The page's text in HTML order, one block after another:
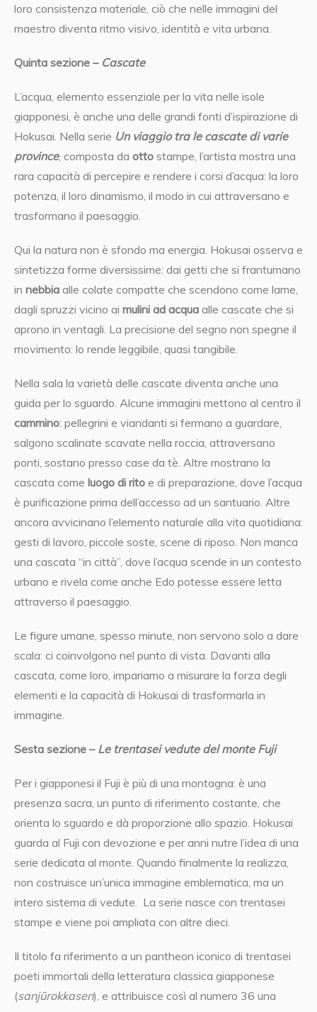
loro consistenza materiale, ciò che nelle immagini del
maestro diventa ritmo visivo, identità e vita urbana.
Quinta sezione – Cascate
L’acqua, elemento essenziale per la vita nelle isole
giapponesi, è anche una delle grandi fonti d’ispirazione di
Hokusai. Nella serie Un viaggio tra le cascate di varie
province, composta da otto stampe, l’artista mostra una
rara capacità di percepire e rendere i corsi d’acqua: la loro
potenza, il loro dinamismo, il modo in cui attraversano e
trasformano il paesaggio.
Qui la natura non è sfondo ma energia. Hokusai osserva e
sintetizza forme diversissime: dai getti che si frantumano
in nebbiaalle colate compatte che scendono come lame,
dagli spruzzi vicino ai mulini ad acquaalle cascate che si
aprono in ventagli. La precisione del segno non spegne il
movimento: lo rende leggibile, quasi tangibile.
Nella sala la varietà delle cascate diventa anche una
guida per lo sguardo. Alcune immagini mettono al centro il
cammino: pellegrini e viandanti si fermano a guardare,
salgono scalinate scavate nella roccia, attraversano
ponti, sostano presso case da tè. Altre mostrano la
cascata come luogo di ritoe di preparazione, dove l’acqua
è purificazione prima dell’accesso ad un santuario. Altre
ancora avvicinano l’elemento naturale alla vita quotidiana:
gesti di lavoro, piccole soste, scene di riposo. Non manca
una cascata “in città”, dove l’acqua scende in un contesto
urbano e rivela come anche Edo potesse essere letta
attraverso il paesaggio.
Le figure umane, spesso minute, non servono solo a dare
scala: ci coinvolgono nel punto di vista. Davanti alla
cascata, come loro, impariamo a misurare la forza degli
elementi e la capacità di Hokusai di trasformarla in
immagine.
Sesta sezione – Le trentasei vedute del monte Fuji
Per i giapponesi il Fuji è più di una montagna: è una
presenza sacra, un punto di riferimento costante, che
orienta lo sguardo e dà proporzione allo spazio. Hokusai
guarda al Fuji con devozione e per anni nutre l’idea di una
serie dedicata al monte. Quando finalmente la realizza,
non costruisce un’unica immagine emblematica, ma un
intero sistema di vedute. La serie nasce con trentasei
stampe e viene poi ampliata con altre dieci.
Il titolo fa riferimento a un pantheon iconico di trentasei
poeti immortali della letteratura classica giapponese
(sanjūrokkasen), e attribuisce così al numero 36 una